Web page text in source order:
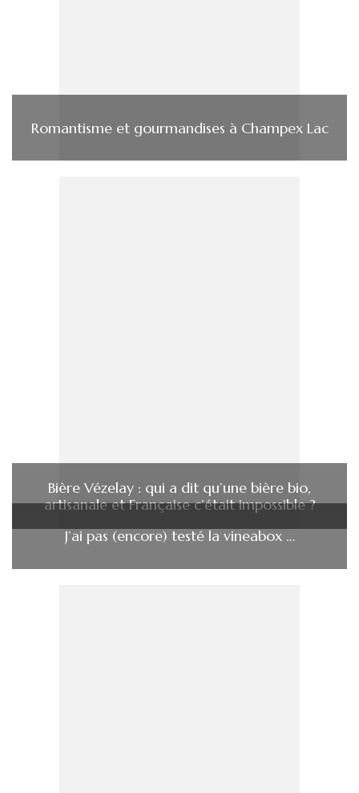
Romantisme et gourmandises à Champex Lac
Bière Vézelay : qui a dit qu’une bière bio,
artisanale et Française c’était impossible ?
J’ai pas (encore) testé la vineabox …